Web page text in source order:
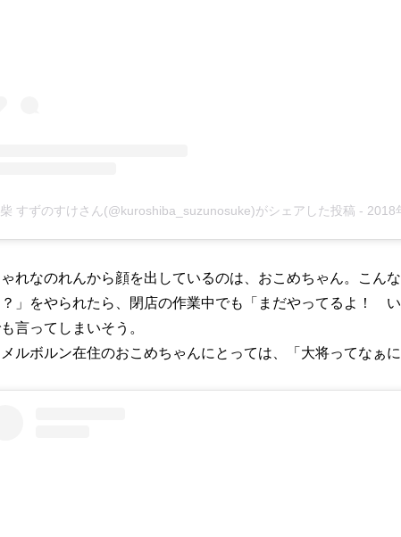
すずのすけさん(@kuroshiba_suzunosuke)がシェアした投稿 - 2018年 1月月13日午
れなのれんから顔を出しているのは、おこめちゃん。こん
」をやられたら、閉店の作業中でも「まだやってるよ！
言ってしまいそう。
ルボルン在住のおこめちゃんにとっては、「大将ってなぁ